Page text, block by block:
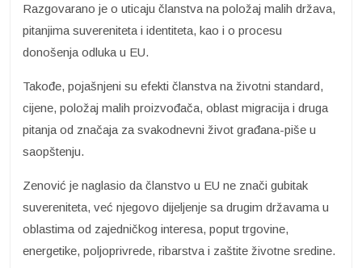
Razgovarano je o uticaju članstva na položaj malih država,
pitanjima suvereniteta i identiteta, kao i o procesu
donošenja odluka u EU.
Takođe, pojašnjeni su efekti članstva na životni standard,
cijene, položaj malih proizvođača, oblast migracija i druga
pitanja od značaja za svakodnevni život građana-piše u
saopštenju.
Zenović je naglasio da članstvo u EU ne znači gubitak
suvereniteta, već njegovo dijeljenje sa drugim državama u
oblastima od zajedničkog interesa, poput trgovine,
energetike, poljoprivrede, ribarstva i zaštite životne sredine.